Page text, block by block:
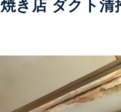
き店 ダクト清